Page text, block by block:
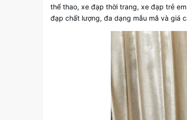
thể thao, xe đạp thời trang, xe đạp trẻ
đạp chất lượng, đa dạng mẫu mã và giá